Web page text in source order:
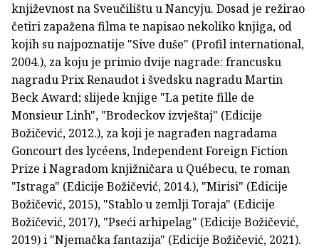
književnost na Sveučilištu u Nancyju. Dosad je režirao
četiri zapažena filma te napisao nekoliko knjiga, od
kojih su najpoznatije "Sive duše" (Profil international,
2004.), za koju je primio dvije nagrade: francusku
nagradu Prix Renaudot i švedsku nagradu Martin
Beck Award; slijede knjige "La petite fille de
Monsieur Linh", "Brodeckov izvještaj" (Edicije
Božičević, 2012.), za koji je nagrađen nagradama
Goncourt des lycéens, Independent Foreign Fiction
Prize i Nagradom knjižničara u Québecu, te roman
"Istraga" (Edicije Božičević, 2014.), "Mirisi" (Edicije
Božičević, 2015), "Stablo u zemlji Toraja" (Edicije
Božičević, 2017), "Pseći arhipelag" (Edicije Božičević,
2019) i "Njemačka fantazija" (Edicije Božičević, 2021).